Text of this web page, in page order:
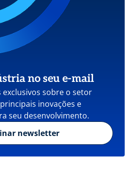
no seu e-mail
exclusivos sobre o setor
inovações e
seu desenvolvimento.
newsletter